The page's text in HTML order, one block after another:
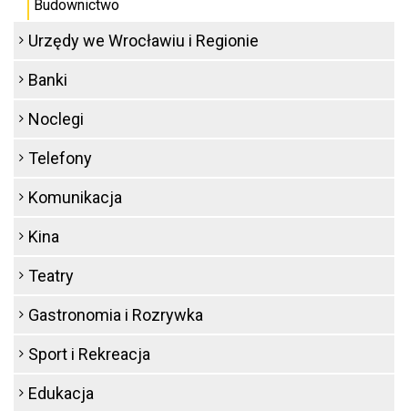
Budownictwo
Urzędy we Wrocławiu i Regionie
Banki
Noclegi
Telefony
Komunikacja
Kina
Teatry
Gastronomia i Rozrywka
Sport i Rekreacja
Edukacja